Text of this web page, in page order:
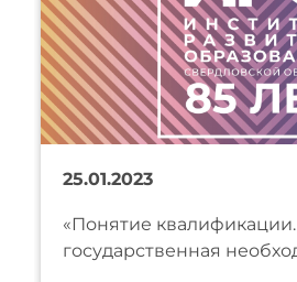
25.01.2023
«Понятие
государственная